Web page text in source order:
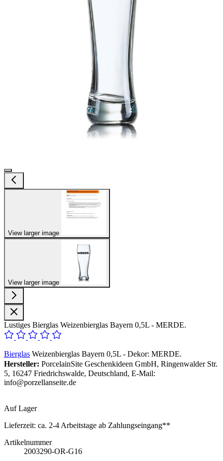
View larger image
View larger image
Lustiges Bierglas Weizenbierglas Bayern 0,5L - MERDE.
Bierglas Weizenbierglas Bayern 0,5L - Dekor: MERDE.
Hersteller: PorcelainSite Geschenkideen GmbH, Ringenwalder Str.
5, 16247 Friedrichswalde, Deutschland, E-Mail:
info@porzellanseite.de
Auf Lager
Lieferzeit: ca. 2-4 Arbeitstage ab Zahlungseingang**
Artikelnummer
2003290-OR-G16